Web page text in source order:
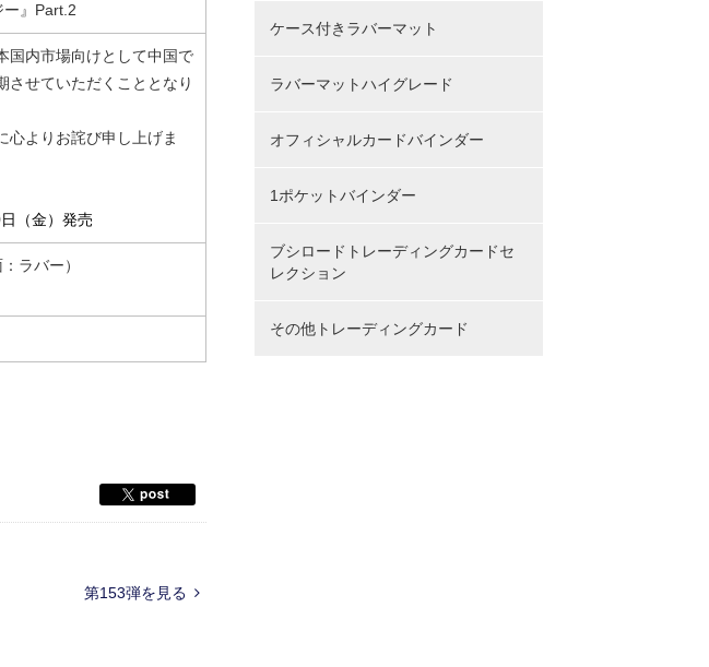
』Part.2
国内市場向けとして中国で
させていただくこととなり
心よりお詫び申し上げま
（金）発売
ラバー）
第153弾を見る
ケース付きラバーマット
ラバーマットハイグレード
オフィシャルカードバインダー
1ポケットバインダー
ブシロードトレーディングカードセ
レクション
その他トレーディングカード